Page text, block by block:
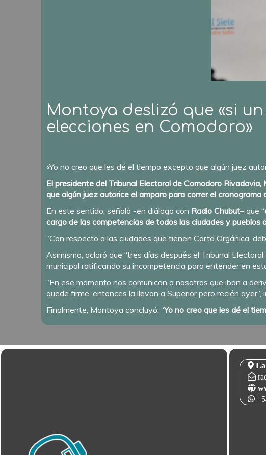
Montoya deslizó que «si
elecciones en Comodoro»
«Yo no creo que les dé el tiempo excepto que algún juez
El presidente del Tribunal Electoral de Comodoro
que algún juez autorice el amparo para correr el cronograma
En este sentido, señaló -en diálogo con Radio Chubut– que “
cargo de las competencias de todos las ciudades y pueblos
“Con respecto a las ciudades que tienen Carta Orgánica,
Asimismo, aclaró que “tres días después el Tribunal
municipal ratificando su incompetencia para entender en
“En ese momento nos comunican a nosotros que iban a
quede firme, entonces la llevan a Superior pero recién ayer”,
Finalmente, Montoya concluyó: “Yo no creo que les dé el
La